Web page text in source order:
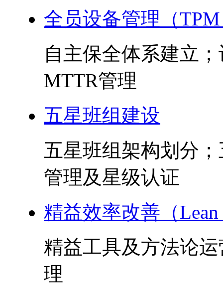
全员设备管理（
自主保全体系建立
MTTR管理
五星班组建设
五星班组架构划分
管理及星级认证
精益效率改善（
精益工具及方法论
理